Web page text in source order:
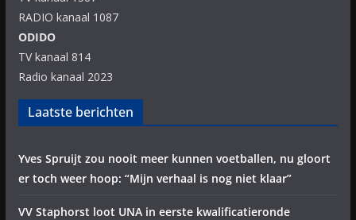
RADIO kanaal 1087
ODIDO
TV kanaal 814
Radio kanaal 2023
Laatste berichten
Yves Spruijt zou nooit meer kunnen voetballen, nu gloort
er toch weer hoop: “Mijn verhaal is nog niet klaar”
VV Staphorst loot UNA in eerste kwalificatieronde